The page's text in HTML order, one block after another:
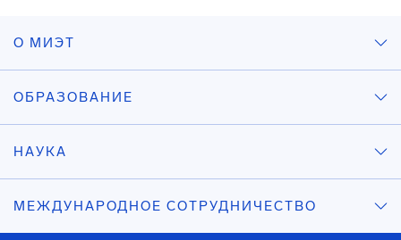
О МИЭТ
ОБРАЗОВАНИЕ
НАУКА
МЕЖДУНАРОДНОЕ СОТРУДНИЧЕСТВО